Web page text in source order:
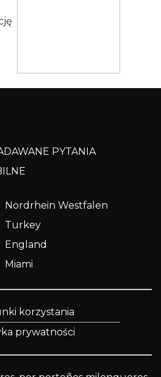
PYTANIA
Nordrhein Westfalen
Turkey
England
Miami
korzystania
prywatności